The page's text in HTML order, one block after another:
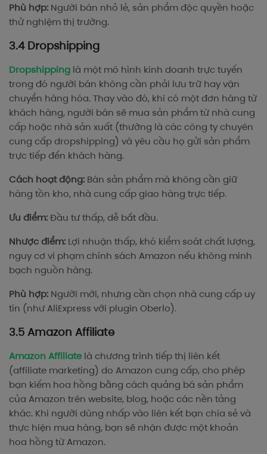
Phù hợp: Người bán nhỏ lẻ, sản phẩm độc quyền hoặc
thử nghiệm thị trường.
3.4 Dropshipping
Dropshipping là một mô hình kinh doanh trực tuyến
trong đó người bán không cần phải lưu trữ hay vận
chuyển hàng hóa. Thay vào đó, khi có một đơn hàng từ
khách hàng, người bán sẽ mua sản phẩm từ nhà cung
cấp hoặc nhà sản xuất (thường là các công ty chuyên
cung cấp dropshipping) và yêu cầu họ gửi sản phẩm
trực tiếp đến khách hàng.
Cách hoạt động: Bán sản phẩm mà không cần giữ
hàng tồn kho, nhà cung cấp giao hàng trực tiếp.
Ưu điểm:Đầu tư thấp, dễ bắt đầu.
Nhược điểm: Lợi nhuận thấp, khó kiểm soát chất lượng,
nguy cơ vi phạm chính sách Amazon nếu không minh
bạch nguồn hàng.
Phù hợp: Người mới, nhưng cần chọn nhà cung cấp uy
tín (như AliExpress với plugin Oberlo).
3.5 Amazon Affiliate
Amazon Affiliatelà chương trình tiếp thị liên kết
(affiliate marketing) do Amazon cung cấp, cho phép
bạn kiếm hoa hồng bằng cách quảng bá sản phẩm
của Amazon trên website, blog, hoặc các nền tảng
khác. Khi người dùng nhấp vào liên kết bạn chia sẻ và
thực hiện mua hàng, bạn sẽ nhận được một khoản
hoa hồng từ Amazon.